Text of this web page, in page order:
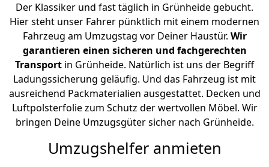
Der Klassiker und fast täglich in Grünheide gebucht.
Hier steht unser Fahrer pünktlich mit einem modernen
Fahrzeug am Umzugstag vor Deiner Haustür. Wir
garantieren einen sicheren und fachgerechten
Transport in Grünheide. Natürlich ist uns der Begriff
Ladungssicherung geläufig. Und das Fahrzeug ist mit
ausreichend Packmaterialien ausgestattet. Decken und
Luftpolsterfolie zum Schutz der wertvollen Möbel. Wir
bringen Deine Umzugsgüter sicher nach Grünheide.
Umzugshelfer anmieten